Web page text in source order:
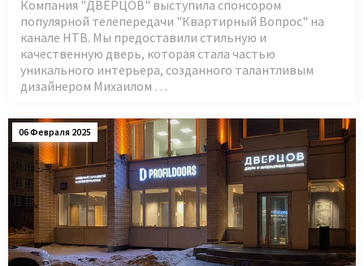
Компания "ДВЕРЦОВ" выступила спонсором
популярной телепередачи "Квартирный Вопрос" на
канале НТВ. Мы предоставили стильную и
качественную дверь, которая стала частью
уникального интерьера, созданного талантливым
дизайнером Михаилом …
06 Февраля 2025